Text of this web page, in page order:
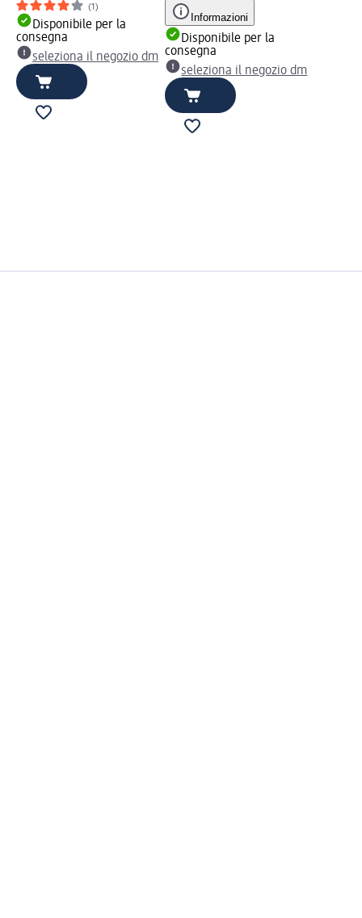
(1)
Disponibile per la
consegna
seleziona il negozio dm
Informazioni
Disponibile per la
consegna
seleziona il negozio dm